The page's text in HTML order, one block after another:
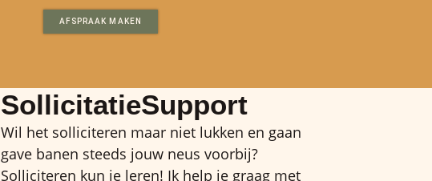
AFSPRAAK MAKEN
SollicitatieSupport
Wil het solliciteren maar niet lukken en gaan
gave banen steeds jouw neus voorbij?
Solliciteren kun je leren! Ik help je graag met